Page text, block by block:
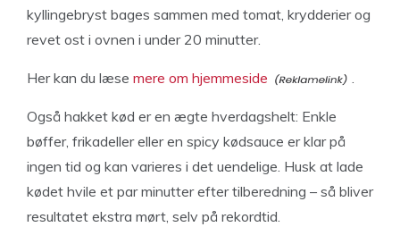
kyllingebryst bages sammen med tomat, krydderier og
revet ost i ovnen i under 20 minutter.
Her kan du læse mere om hjemmeside .
Også hakket kød er en ægte hverdagshelt: Enkle
bøffer, frikadeller eller en spicy kødsauce er klar på
ingen tid og kan varieres i det uendelige. Husk at lade
kødet hvile et par minutter efter tilberedning – så bliver
resultatet ekstra mørt, selv på rekordtid.